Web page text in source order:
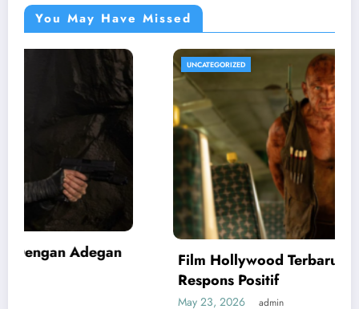
You May Have Missed
Film Hollywood Terbaru 2026 Dapat